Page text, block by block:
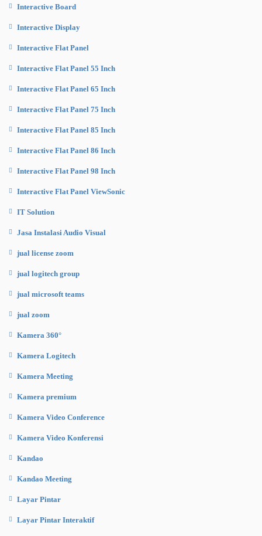
Interactive Board
Interactive Display
Interactive Flat Panel
Interactive Flat Panel 55 Inch
Interactive Flat Panel 65 Inch
Interactive Flat Panel 75 Inch
Interactive Flat Panel 85 Inch
Interactive Flat Panel 86 Inch
Interactive Flat Panel 98 Inch
Interactive Flat Panel ViewSonic
IT Solution
Jasa Instalasi Audio Visual
jual license zoom
jual logitech group
jual microsoft teams
jual zoom
Kamera 360°
Kamera Logitech
Kamera Meeting
Kamera premium
Kamera Video Conference
Kamera Video Konferensi
Kandao
Kandao Meeting
Layar Pintar
Layar Pintar Interaktif